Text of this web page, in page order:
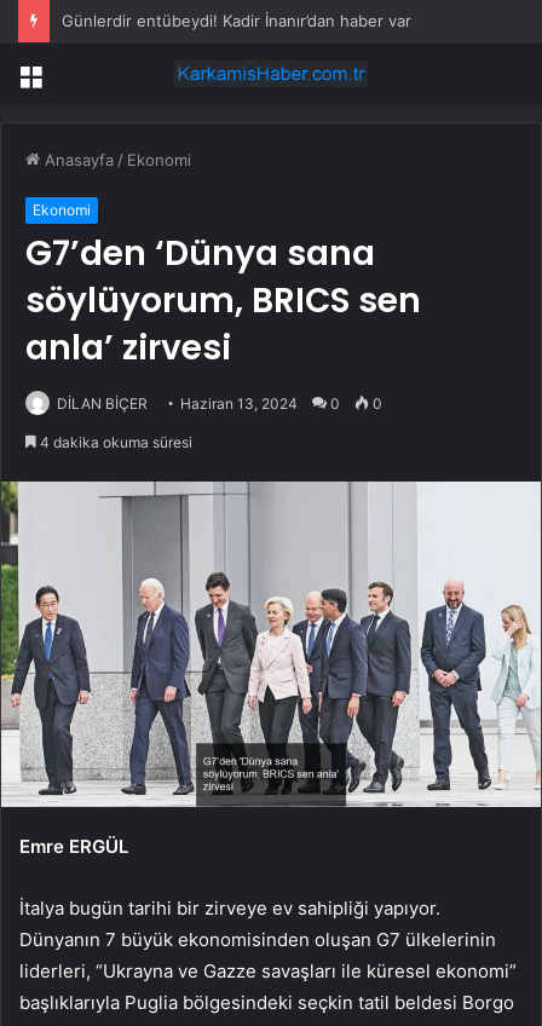
Günlerdir entübeydi! Kadir İnanır’dan haber var
Menü
Anasayfa / Ekonomi
Ekonomi
G7’den ‘Dünya sana
söylüyorum, BRICS sen
anla’ zirvesi
DİLAN BİÇER Haziran 13, 2024 0 0
4 dakika okuma süresi
Emre ERGÜL
İtalya bugün tarihi bir zir­veye ev sahipliği yapıyor.
Dünyanın 7 büyük eko­nomisinden oluşan G7 ülke­lerinin
liderleri, “Ukrayna ve Gazze savaşları ile küresel ekonomi”
başlıklarıyla Puglia bölgesindeki seçkin tatil bel­desi Borgo